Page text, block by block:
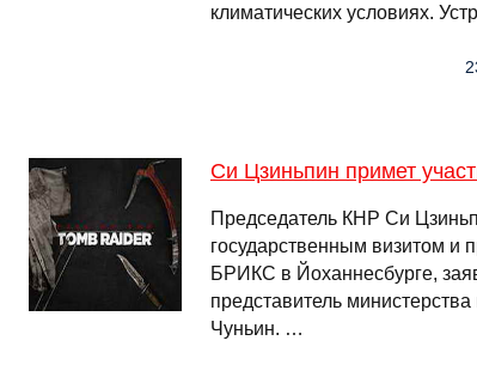
климатических условиях.
Си Цзиньпин примет
Председатель КНР Си
государственным визитом и
БРИКС в Йоханнесбурге,
представитель
Чуньин. …